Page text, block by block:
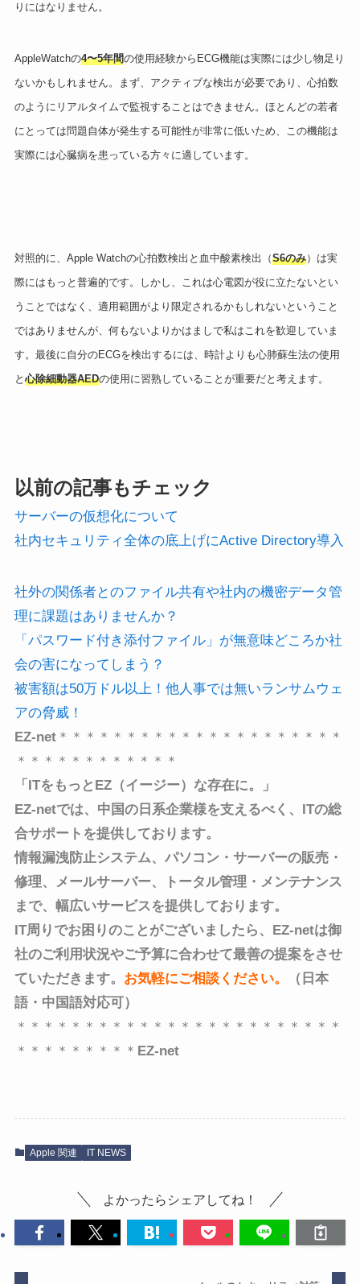
りにはなりません。
AppleWatchの4〜5年間の使用経験からECG機能は実際には少し物足り
ないかもしれません。まず、アクティブな検出が必要であり、心拍数
のようにリアルタイムで監視することはできません。ほとんどの若者
にとっては問題自体が発生する可能性が非常に低いため、この機能は
実際には心臓病を患っている方々に適しています。
対照的に、Apple Watchの心拍数検出と血中酸素検出（S6のみ）は実
際にはもっと普遍的です。しかし、これは心電図が役に立たないとい
うことではなく、適用範囲がより限定されるかもしれないということ
ではありませんが、何もないよりかはましで私はこれを歓迎していま
す。最後に自分のECGを検出するには、時計よりも心肺蘇生法の使用
と心除細動器AEDの使用に習熟していることが重要だと考えます。
以前の記事もチェック
サーバーの仮想化について
社内セキュリティ全体の底上げにActive Directory導入
社外の関係者とのファイル共有や社内の機密データ管
理に課題はありませんか？
「パスワード付き添付ファイル」が無意味どころか社
会の害になってしまう？
被害額は50万ドル以上！他人事では無いランサムウェ
アの脅威！
EZ-net＊＊＊＊＊＊＊＊＊＊＊＊＊＊＊＊＊＊＊＊＊
＊＊＊＊＊＊＊＊＊＊＊＊
「ITをもっとEZ（イージー）な存在に。」
EZ-netでは、中国の日系企業様を支えるべく、 ITの総
合サポートを提供しております。
情報漏洩防止システム、パソコン・サーバーの販売・
修理、メールサーバー、トータル管理・メンテナンス
まで、 幅広いサービスを提供しております。
IT周りでお困りのことがございましたら、EZ-netは御
社のご利用状況やご予算に合わせて最善の提案をさせ
ていただきます。 お気軽にご相談ください。
（日本
語・中国語対応可）
＊＊＊＊＊＊＊＊＊＊＊＊＊＊＊＊＊＊＊＊＊＊＊＊
＊＊＊＊＊＊＊＊＊ EZ-net
Apple 関連 IT NEWS
よかったらシェアしてね！